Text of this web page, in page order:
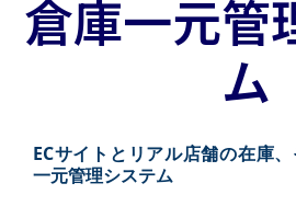
倉庫一元管
ム
ECサイトとリアル店舗の在庫
一元管理システム